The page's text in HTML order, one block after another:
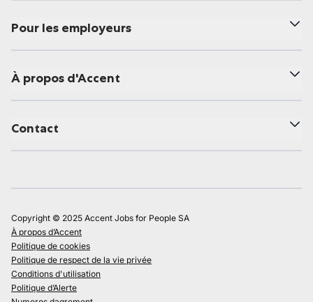
Pour les employeurs
À propos d'Accent
Contact
Copyright © 2025 Accent Jobs for People SA
À propos d’Accent
Politique de cookies
Politique de respect de la vie privée
Conditions d'utilisation
Politique d’Alerte